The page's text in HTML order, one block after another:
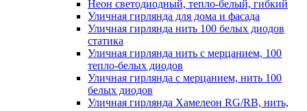
Неон светодиодный, тепло-белый, гибкий
Уличная гирлянда для дома и фасада
Уличная гирлянда нить 100 белых диодов
статика
Уличная гирлянда нить с мерцанием, 100
тепло-белых диодов
Уличная гирлянда с мерцанием, нить 100
белых диодов
Уличная гирлянда Хамелеон RG/RB, нить,